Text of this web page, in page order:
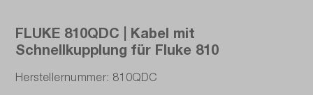
FLUKE 810QDC | Kabel mit
Schnellkupplung für Fluke 810
Herstellernummer: 810QDC